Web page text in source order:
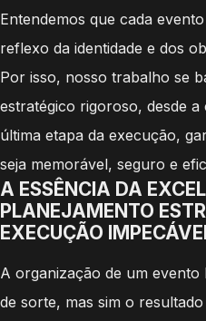
Entendemos que cada
reflexo da identidade e dos
Por isso, nosso trabalho se
estratégico rigoroso, desde a
última etapa da execução,
seja memorável, seguro e
A ESSÊNCIA DA
PLANEJAMENTO
EXECUÇÃO
A organização de um
de sorte, mas sim o